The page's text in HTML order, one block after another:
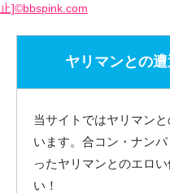
止]©bbspink.com
ヤリマンとの
当サイトではヤリマン
います。合コン・ナン
ったヤリマンとのエロ
い！